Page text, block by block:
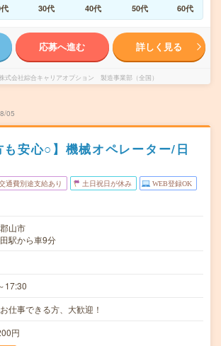
30代 40代 50代 60代
応募へ進む 詳しく見る
式会社綜合キャリアオプション 製造事業部（全国）
05
も安心○】機械オペレーター/日
通費別途支給あり 土日祝日が休み WEB登録OK
山市
駅から車9分
17:30
仕事できる方、大歓迎！
円